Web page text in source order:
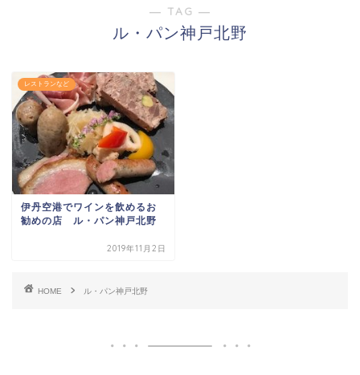
― TAG ―
ル・パン神戸北野
レストランなど
伊丹空港でワインを飲めるお
勧めの店 ル・パン神戸北野
2019年11月2日
HOME ル・パン神戸北野